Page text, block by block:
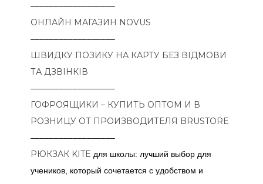
––––––––––––––––––
ОНЛАЙН МАГАЗИН NOVUS
––––––––––––––––––
ШВИДКУ ПОЗИКУ НА КАРТУ БЕЗ ВІДМОВИ
ТА ДЗВІНКІВ
––––––––––––––––––
ГОФРОЯЩИКИ – КУПИТЬ ОПТОМ И В
РОЗНИЦУ ОТ ПРОИЗВОДИТЕЛЯ BRUSTORE
––––––––––––––––––
РЮКЗАК KITE для школы: лучший выбор для
учеников, который сочетается с удобством и